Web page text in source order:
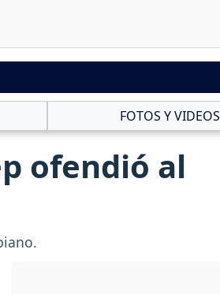
FOTOS Y VIDEOS
ofendió al